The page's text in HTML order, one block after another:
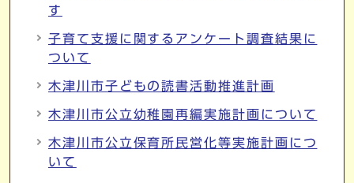
す
子育て支援に関するアンケート調査結果に
ついて
木津川市子どもの読書活動推進計画
木津川市公立幼稚園再編実施計画について
木津川市公立保育所民営化等実施計画につ
いて